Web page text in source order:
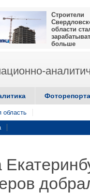
Строители
области
больше
область